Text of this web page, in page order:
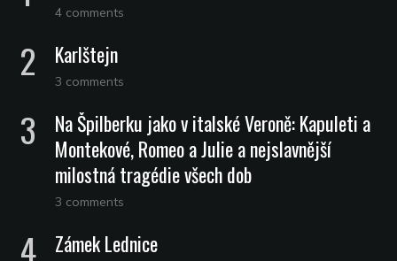
4 comments
Karlštejn
3 comments
Na Špilberku jako v italské Veroně: Kapuleti a
Montekové, Romeo a Julie a nejslavnější
milostná tragédie všech dob
3 comments
Zámek Lednice